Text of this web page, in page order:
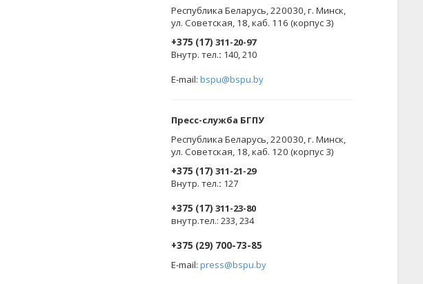
Республика Беларусь, 220030, г. Минск,
ул. Советская, 18, каб. 116 (корпус 3)
+375 (17)311-20-97
Внутр. тел.: 140, 210
E-mail:bspu@bspu.by
Пресс-служба БГПУ
Республика Беларусь, 220030, г. Минск,
ул. Советская, 18, каб. 120 (корпус 3)
+375 (17)311-21-29
Внутр. тел.: 127
+375 (17) 311-23-80
внутр.тел.: 233, 234
+375 (29) 700-73-85
E-mail:press@bspu.by